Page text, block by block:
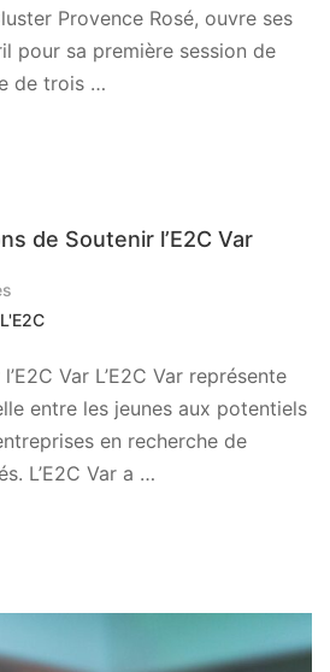
Provence Rosé, ouvre ses
pour sa première session de
de trois …
de Soutenir l’E2C Var
Var L’E2C Var représente
entre les jeunes aux potentiels
en recherche de
L’E2C Var a …